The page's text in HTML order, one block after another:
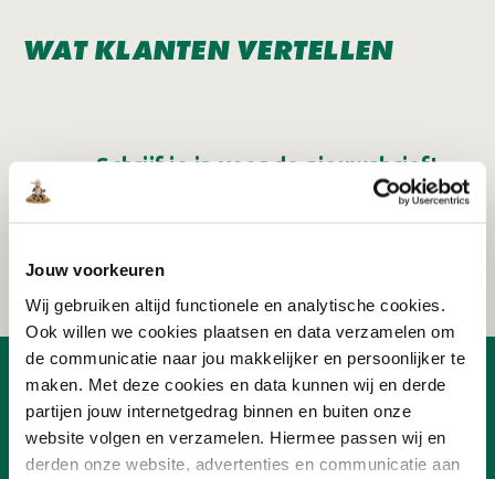
Jouw voorkeuren
Wij gebruiken altijd functionele en analytische cookies.
Ook willen we cookies plaatsen en data verzamelen om
de communicatie naar jou makkelijker en persoonlijker te
maken. Met deze cookies en data kunnen wij en derde
partijen jouw internetgedrag binnen en buiten onze
website volgen en verzamelen. Hiermee passen wij en
derden onze website, advertenties en communicatie aan
WAT KLANTEN VERTELLEN
Schrijf je in voor de nieuwsbrief!
Ontvang eenmalig €15,- korting op je bestelling
OVER ONLINEVERF
Ons team
Nieuwsbrief